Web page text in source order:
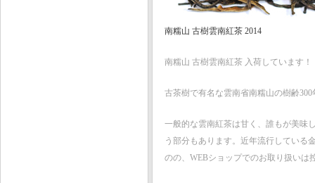
南糯山 古樹雲南紅茶 2014
南糯山 古樹雲南紅茶 入荷しています！
古茶樹で有名な雲南省南糯山の樹齢
一般的な雲南紅茶は甘く、誰もが美味
う部分もあります。近年流行している
のの、WEBショップでのお取り扱いは